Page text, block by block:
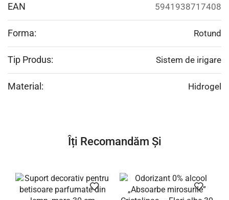
EAN 5941938717408
Forma: Rotund
Tip Produs: Sistem de irigare
Material: Hidrogel
Îți Recomandăm Și